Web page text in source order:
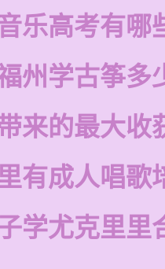
乐高考有哪
州学古筝多
来的最大收
有成人唱歌
学尤克里里